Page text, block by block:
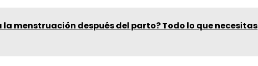
la menstruación después del parto? Todo lo que necesitas